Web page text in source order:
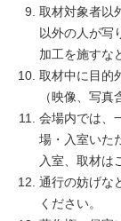
取材対象者以
以外の人が写
加工を施すな
取材中に目的
（映像、写
会場内では、
場・入室いた
入室、取材は
通行の妨げな
ください。